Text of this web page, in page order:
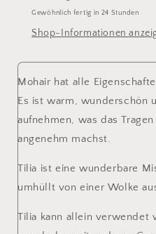
Gewöhnlich fertig in 24 Stunden
Shop-Informationen
Mohair hat alle
Es ist warm, wunderschön
aufnehmen, was das
angenehm machst.
Tilia ist eine wunderbare
umhüllt von einer Wolke
Tilia kann allein verwendet